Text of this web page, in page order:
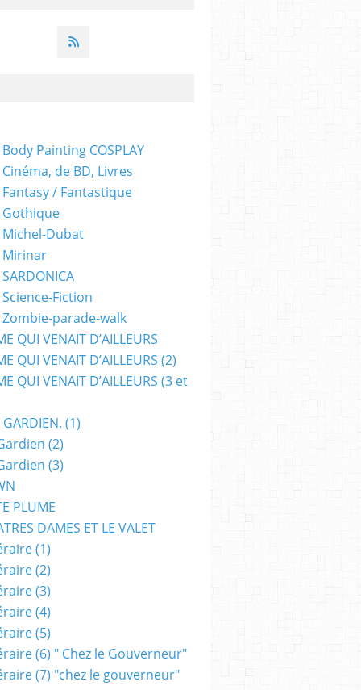
Painting COSPLAY
de BD, Livres
/ Fantastique
Dubat
Mirinar
Fiction
parade-walk
QUI VENAIT D’AILLEURS
QUI VENAIT D’AILLEURS (2)
QUI VENAIT D’AILLEURS (3 et
(1)
(2)
(3)
PLUME
DAMES ET LE VALET
(1)
(2)
(3)
(4)
(5)
(6) " Chez le Gouverneur"
(7) "chez le gouverneur"